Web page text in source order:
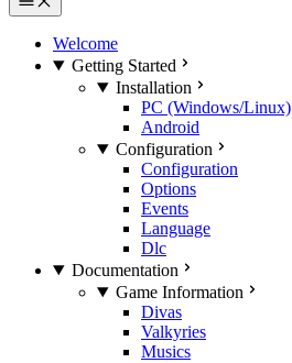
Welcome
Getting Started
Installation
PC (Windows/Linux)
Android
Configuration
Configuration
Options
Events
Language
Dlc
Documentation
Game Information
Divas
Valkyries
Musics